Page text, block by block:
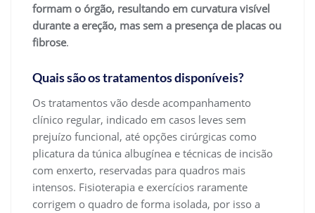
formam o órgão, resultando em curvatura visível
durante a ereção, mas sem a presença de placas ou
fibrose.
Quais são os tratamentos disponíveis?
Os tratamentos vão desde acompanhamento
clínico regular, indicado em casos leves sem
prejuízo funcional, até opções cirúrgicas como
plicatura da túnica albugínea e técnicas de incisão
com enxerto, reservadas para quadros mais
intensos. Fisioterapia e exercícios raramente
corrigem o quadro de forma isolada, por isso a